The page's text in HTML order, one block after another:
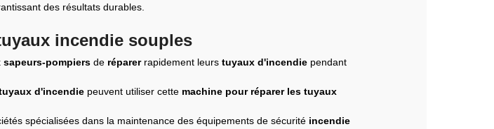
des résultats durables.
incendie souples
sapeurs-pompiers de réparerrapidement leurs tuyaux d'incendie pendant
d'incendie peuvent utiliser cette machine pour réparer les tuyaux
spécialisées dans la maintenance des équipements de sécurité incendie